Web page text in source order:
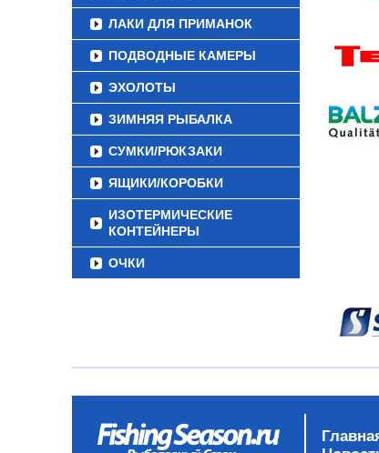
ЛАКИ ДЛЯ ПРИМАНОК
ПОДВОДНЫЕ КАМЕРЫ
ЭХОЛОТЫ
ЗИМНЯЯ РЫБАЛКА
СУМКИ/РЮКЗАКИ
ЯЩИКИ/КОРОБКИ
ИЗОТЕРМИЧЕСКИЕ
КОНТЕЙНЕРЫ
ОЧКИ